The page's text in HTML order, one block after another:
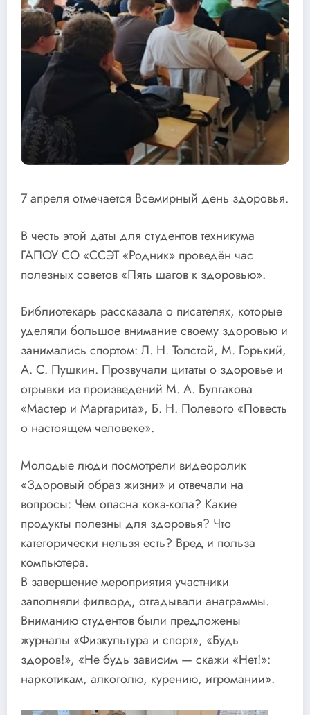
7 апреля отмечается Всемирный день здоровья.
В честь этой даты для студентов техникума
ГАПОУ СО «ССЭТ «Родник» проведён час
полезных советов «Пять шагов к здоровью».
Библиотекарь рассказала о писателях, которые
уделяли большое внимание своему здоровью и
занимались спортом: Л. Н. Толстой, М. Горький,
А. С. Пушкин. Прозвучали цитаты о здоровье и
отрывки из произведений М. А. Булгакова
«Мастер и Маргарита», Б. Н. Полевого «Повесть
о настоящем человеке».
Молодые люди посмотрели видеоролик
«Здоровый образ жизни» и отвечали на
вопросы: Чем опасна кока-кола? Какие
продукты полезны для здоровья? Что
категорически нельзя есть? Вред и польза
компьютера.
В завершение мероприятия участники
заполняли филворд, отгадывали анаграммы.
Вниманию студентов были предложены
журналы «Физкультура и спорт», «Будь
здоров!», «Не будь зависим — скажи «Нет!»:
наркотикам, алкоголю, курению, игромании».